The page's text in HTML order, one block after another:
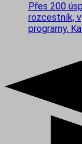
Přes 200
rozcestník,
programy.